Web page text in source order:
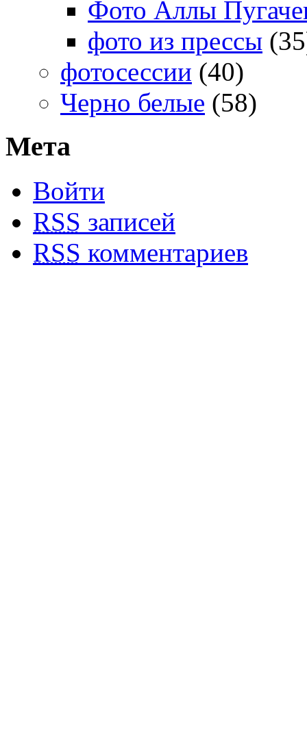
Фото Аллы
фото из прессы
фотосессии (40)
Черно белые (58)
Мета
Войти
RSS записей
RSS комментариев